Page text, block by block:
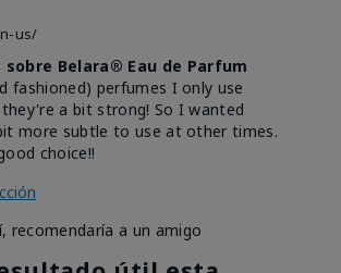
us/
sobre Belara® Eau de Parfum
fashioned) perfumes I only use
a bit strong! So I wanted
more subtle to use at other times.
choice!!
recomendaría a un amigo